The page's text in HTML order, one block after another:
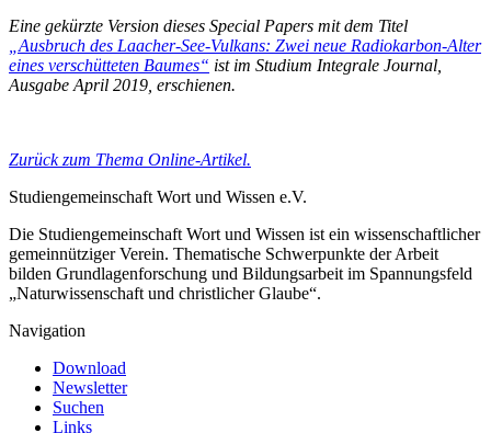
Eine gekürzte Version dieses Special Papers mit dem Titel
„Ausbruch des Laacher-See-Vulkans: Zwei neue Radiokarbon-Alter
eines verschütteten Baumes“ ist im Studium Integrale Journal,
Ausgabe April 2019, erschienen.
Zurück zum Thema Online-Artikel.
Studiengemeinschaft Wort und Wissen e.V.
Die Studiengemeinschaft Wort und Wissen ist ein wissenschaftlicher
gemeinnütziger Verein. Thematische Schwerpunkte der Arbeit
bilden Grundlagenforschung und Bildungsarbeit im Spannungsfeld
„Naturwissenschaft und christlicher Glaube“.
Navigation
Download
Newsletter
Suchen
Links